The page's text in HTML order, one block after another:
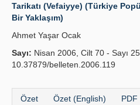
Tarikatı (Vefaiyye) (Türkiye
Bir Yaklaşım)
Ahmet Yaşar Ocak
Sayı: Nisan 2006, Cilt 70 - Sayı
10.37879/belleten.2006.119
Özet Özet (English) PDF